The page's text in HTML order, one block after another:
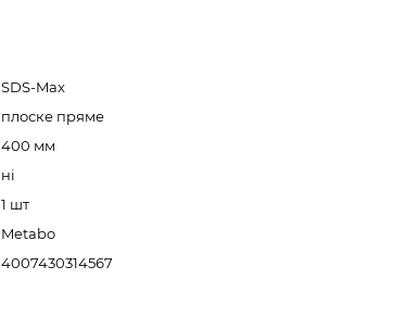
SDS-Max
плоске пряме
400 мм
ні
1 шт
Metabo
4007430314567